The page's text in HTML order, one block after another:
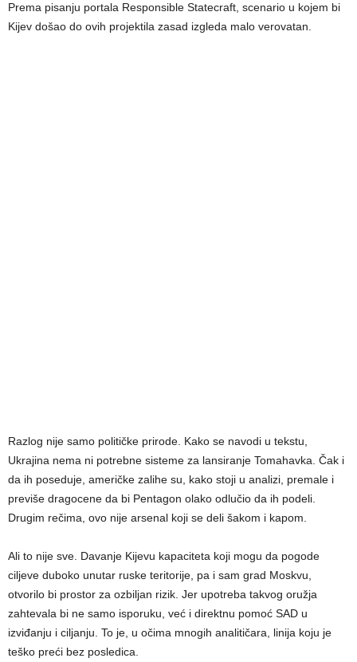
Prema pisanju portala Responsible Statecraft, scenario u kojem bi
Kijev došao do ovih projektila zasad izgleda malo verovatan.
Razlog nije samo političke prirode. Kako se navodi u tekstu,
Ukrajina nema ni potrebne sisteme za lansiranje Tomahavka. Čak i
da ih poseduje, američke zalihe su, kako stoji u analizi, premale i
previše dragocene da bi Pentagon olako odlučio da ih podeli.
Drugim rečima, ovo nije arsenal koji se deli šakom i kapom.
Ali to nije sve. Davanje Kijevu kapaciteta koji mogu da pogode
ciljeve duboko unutar ruske teritorije, pa i sam grad Moskvu,
otvorilo bi prostor za ozbiljan rizik. Jer upotreba takvog oružja
zahtevala bi ne samo isporuku, već i direktnu pomoć SAD u
izviđanju i ciljanju. To je, u očima mnogih analitičara, linija koju je
teško preći bez posledica.